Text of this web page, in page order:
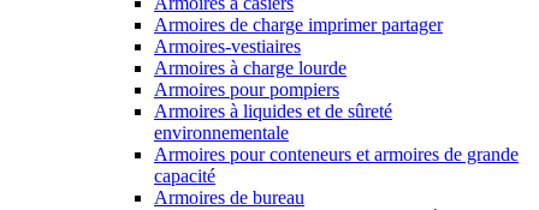
Armoires de charge imprimer partager
Armoires-vestiaires
Armoires à charge lourde
Armoires pour pompiers
Armoires à liquides et de sûreté
environnementale
Armoires pour conteneurs et armoires de grande
capacité
Armoires de bureau